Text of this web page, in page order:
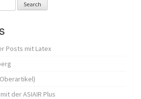
Posts mit Latex
der ASIAIR Plus